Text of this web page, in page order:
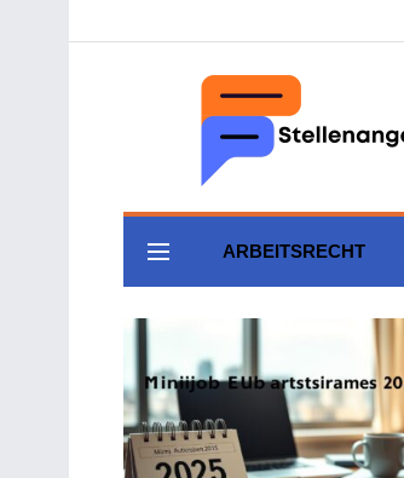
ARBEITSRECHT